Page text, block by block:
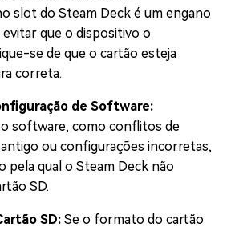
slot do Steam Deck é um engano
que o dispositivo o
se de que o cartão esteja
correta.
de Software:
o software, como conflitos de
ou configurações incorretas,
pela qual o Steam Deck não
SD.
SD: Se o formato do cartão